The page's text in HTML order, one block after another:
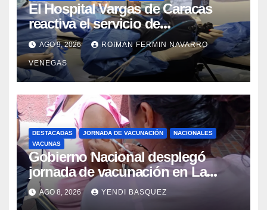
El Hospital Vargas de Caracas
reactiva el servicio de
Colangiopancreatografía
Retrógrada Endoscópica para
beneficiar a cientos de pacientes
AGO 9, 2026 ROIMAN FERMIN NAVARRO
VENEGAS
DESTACADAS JORNADA DE VACUNACIÓN
NACIONALES
VACUNAS
Gobierno Nacional desplegó
jornada de vacunación en La
Guaira para garantizar protección
epidemiológica
AGO 8, 2026 YENDI BASQUEZ